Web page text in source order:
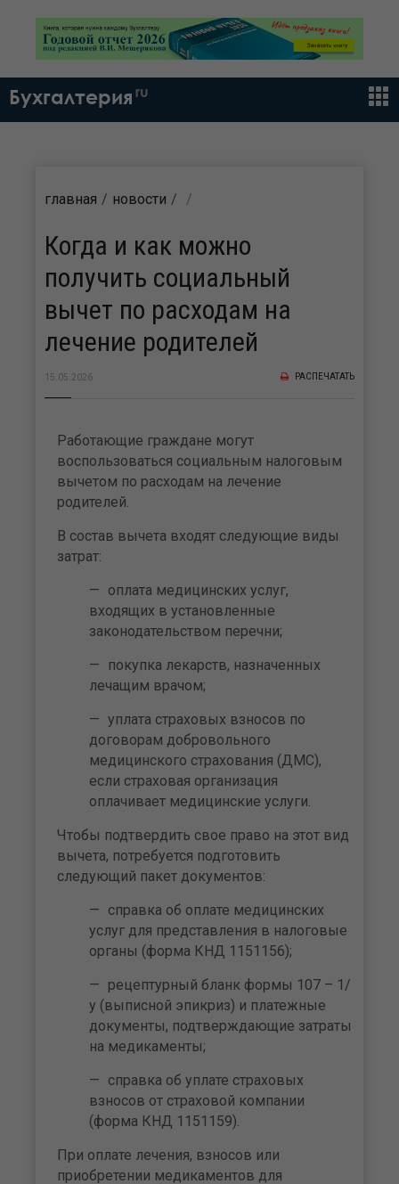
Бухгалтерия ru
главная новости
Когда и как можно
получить социальный
вычет по расходам на
лечение родителей
15.05.2026 РАСПЕЧАТАТЬ
Работающие граждане могут
воспользоваться социальным налоговым
вычетом по расходам на лечение
родителей.
В состав вычета входят следующие виды
затрат:
оплата медицинских услуг,
входящих в установленные
законодательством перечни;
покупка лекарств, назначенных
лечащим врачом;
уплата страховых взносов по
договорам добровольного
медицинского страхования (ДМС),
если страховая организация
оплачивает медицинские услуги.
Чтобы подтвердить свое право на этот вид
вычета, потребуется подготовить
следующий пакет документов:
справка об оплате медицинских
услуг для представления в налоговые
органы (форма КНД 1151156);
рецептурный бланк формы 107 – 1/
у (выписной эпикриз) и платежные
документы, подтверждающие затраты
на медикаменты;
справка об уплате страховых
взносов от страховой компании
(форма КНД 1151159).
При оплате лечения, взносов или
приобретении медикаментов для